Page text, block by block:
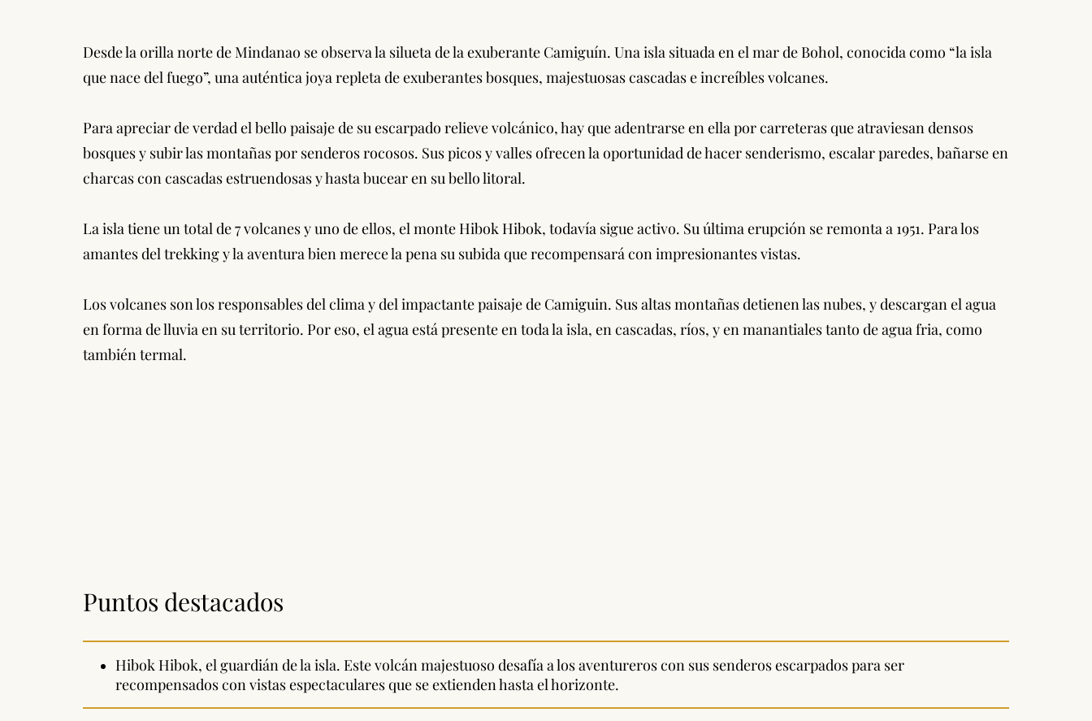
Desde la orilla norte de Mindanao se observa la silueta de la exuberante Camiguín. Una isla situada en el mar de Bohol, conocida como “la isla
que nace del fuego”, una auténtica joya repleta de exuberantes bosques, majestuosas cascadas e increíbles volcanes.
Para apreciar de verdad el bello paisaje de su escarpado relieve volcánico, hay que adentrarse en ella por carreteras que atraviesan densos
bosques y subir las montañas por senderos rocosos. Sus picos y valles ofrecen la oportunidad de hacer senderismo, escalar paredes, bañarse en
charcas con cascadas estruendosas y hasta bucear en su bello litoral.
La isla tiene un total de 7 volcanes y uno de ellos, el monte Hibok Hibok, todavía sigue activo. Su última erupción se remonta a 1951. Para los
amantes del trekking y la aventura bien merece la pena su subida que recompensará con impresionantes vistas.
Los volcanes son los responsables del clima y del impactante paisaje de Camiguin. Sus altas montañas detienen las nubes, y descargan el agua
en forma de lluvia en su territorio. Por eso, el agua está presente en toda la isla, en cascadas, ríos, y en manantiales tanto de agua fria, como
también termal.
Puntos destacados
Hibok Hibok, el guardián de la isla. Este volcán majestuoso desafía a los aventureros con sus senderos escarpados para ser
recompensados con vistas espectaculares que se extienden hasta el horizonte.